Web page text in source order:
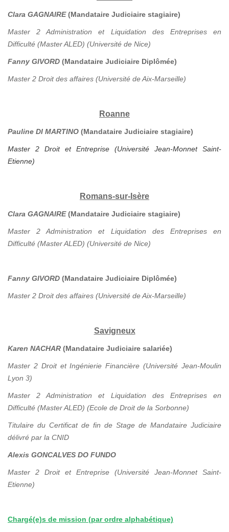
Clara GAGNAIRE(Mandataire Judiciaire stagiaire)
Master 2 Administration et Liquidation des Entreprises en
Difficulté (Master ALED) (Université de Nice)
Fanny GIVORD (Mandataire Judiciaire Diplômée)
Master 2 Droit des affaires (Université de Aix-Marseille)
Roanne
Pauline DI MARTINO (Mandataire Judiciaire stagiaire)
Master 2 Droit et Entreprise (Université Jean-Monnet Saint-
Etienne)
Romans-sur-Isère
Clara GAGNAIRE(Mandataire Judiciaire stagiaire)
Master 2 Administration et Liquidation des Entreprises en
Difficulté (Master ALED) (Université de Nice)
Fanny GIVORD (Mandataire Judiciaire Diplômée)
Master 2 Droit des affaires (Université de Aix-Marseille)
Savigneux
Karen NACHAR (Mandataire Judiciaire salariée)
Master 2 Droit et Ingénierie Financière (Université Jean-Moulin
Lyon 3)
Master 2 Administration et Liquidation des Entreprises en
Difficulté (Master ALED) (Ecole de Droit de la Sorbonne)
Titulaire du Certificat de fin de Stage de Mandataire Judiciaire
délivré par la CNID
Alexis GONCALVES DO FUNDO
Master 2 Droit et Entreprise (Université Jean-Monnet Saint-
Etienne)
Chargé(e)s de mission (par ordre alphabétique)